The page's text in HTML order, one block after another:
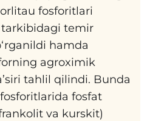
fosforitlari
temir
hamda
agroximik
tahlil qilindi. Bunda
fosfat
va kurskit)